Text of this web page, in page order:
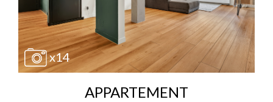
x14
APPARTEMENT